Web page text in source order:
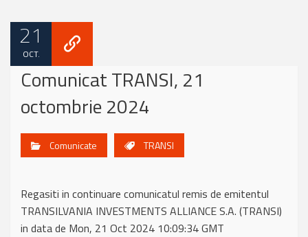
21
OCT.
Comunicat TRANSI, 21
octombrie 2024
Comunicate TRANSI
Regasiti in continuare comunicatul remis de emitentul
TRANSILVANIA INVESTMENTS ALLIANCE S.A. (TRANSI)
in data de Mon, 21 Oct 2024 10:09:34 GMT